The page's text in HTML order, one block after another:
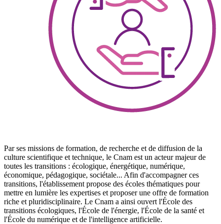
Par ses missions de formation, de recherche et de diffusion de la
culture scientifique et technique, le Cnam est un acteur majeur de
toutes les transitions : écologique, énergétique, numérique,
économique, pédagogique, sociétale... Afin d'accompagner ces
transitions, l'établissement propose des écoles thématiques pour
mettre en lumière les expertises et proposer une offre de formation
riche et pluridisciplinaire. Le Cnam a ainsi ouvert l'École des
transitions écologiques, l'École de l'énergie, l'École de la santé et
l'École du numérique et de l'intelligence artificielle.